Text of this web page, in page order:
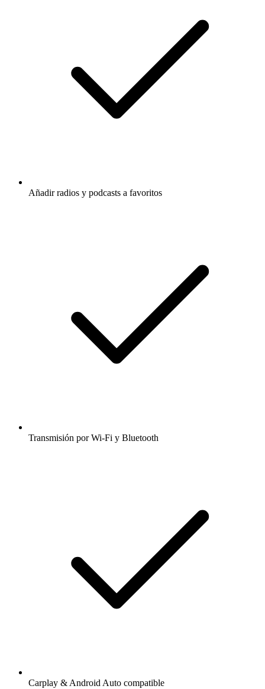
Añadir radios y podcasts a favoritos
Transmisión por Wi-Fi y Bluetooth
Carplay & Android Auto compatible